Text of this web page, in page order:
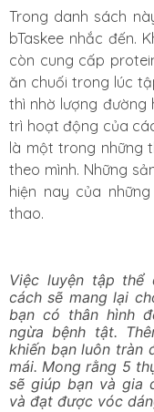
Trong danh sách
bTaskee nhắc đến.
còn cung cấp
ăn chuối trong lúc
thì nhờ lượng đường
trì hoạt động của
là một trong những
theo mình. Những
hiện nay của
thao.
Việc luyện tập thể
cách sẽ mang lại
bạn có thân hình
ngừa bệnh tật.
khiến bạn luôn tràn
mái. Mong rằng 5
sẽ giúp bạn và gia
và đạt được vóc